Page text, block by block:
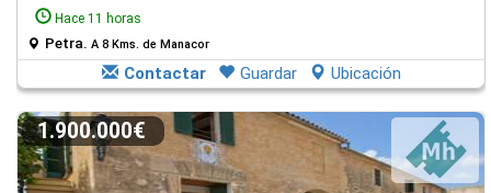
Hace 11 horas
Petra. A 8 Kms. de Manacor
Contactar Guardar Ubicación
1.900.000€